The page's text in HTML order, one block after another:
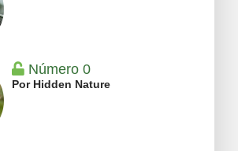
Número 0
Por Hidden Nature